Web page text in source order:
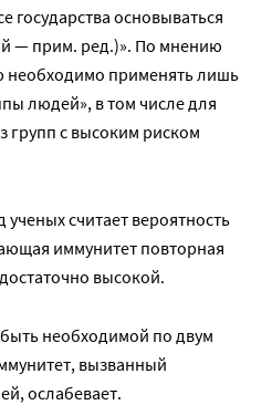
государства основываться
— прим. ред.)». По мнению
необходимо применять лишь
людей», в том числе для
с высоким риском
считает вероятность
иммунитет повторная
высокой.
необходимой по двум
вызванный
ослабевает.